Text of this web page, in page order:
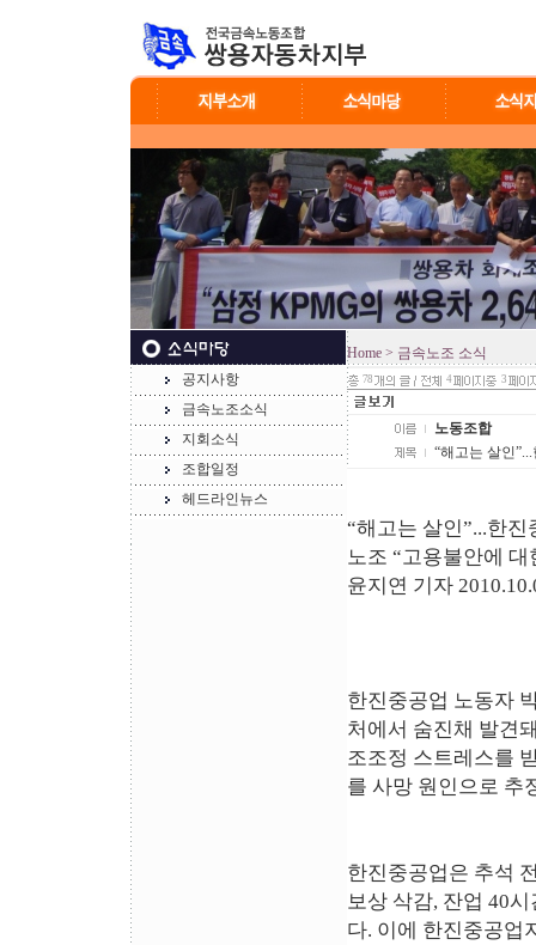
공지사항
금속노조소식
지회소식
조합일정
헤드라인뉴스
Home > 금속노조 소식
78 4 3
노동조합
“해고는 살인
“해고는 살인”...한
노조 “고용불안에
윤지연 기자
한진중공업 노동자
처에서 숨진채 발견
조조정 스트레스를
를 사망 원인으로 추
한진중공업은 추석
보상 삭감, 잔업 40
다. 이에 한진중공업